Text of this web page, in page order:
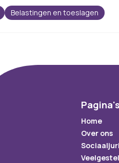
Belastingen en toeslagen
Pagina's
Home
Over ons